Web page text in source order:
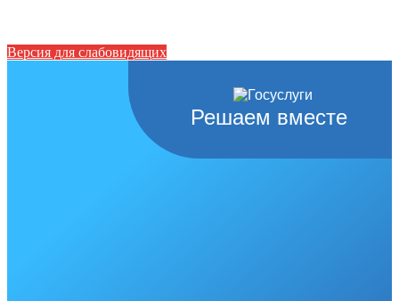
Версия для слабовидящих
Решаем вместе